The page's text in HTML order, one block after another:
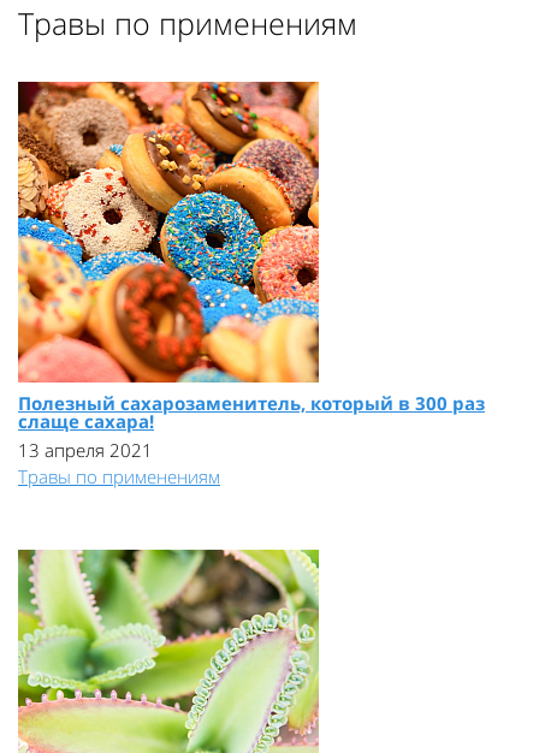
Травы по применениям
Полезный сахарозаменитель, который в 300 раз
слаще сахара!
13 апреля 2021
Травы по применениям